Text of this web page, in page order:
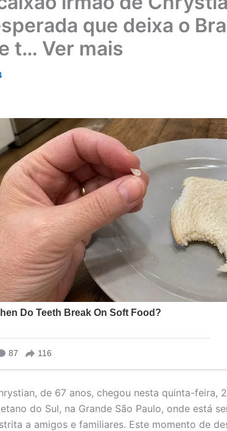
que deixa o
t… Ver mais
de 67 anos, chegou nesta quinta-feira,
do Sul, na Grande São Paulo, onde está
a amigos e familiares. Este momento de